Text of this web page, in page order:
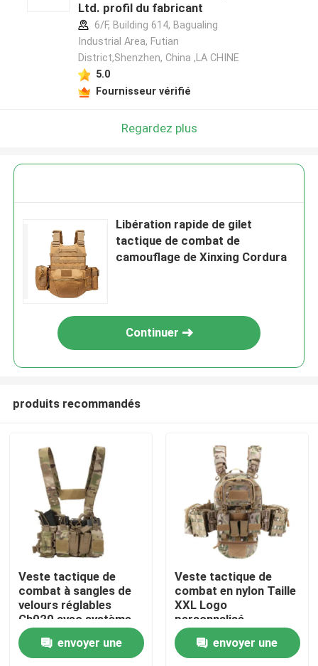
À la maison
Ltd. profil du fabricant
6/F, Building 614, Bagualing
Industrial Area, Futian
District,Shenzhen, China ,LA CHINE
5.0
Fournisseur vérifié
Regardez plus
Libération rapide de gilet
tactique de combat de
camouflage de Xinxing Cordura
Continuer
produits recommandés
Veste tactique de
combat à sangles de
velours réglables
Ch020 avec système
Molle / PALS
envoyer une
Veste tactique de
combat en nylon Taille
XXL Logo
personnalisé
envoyer une